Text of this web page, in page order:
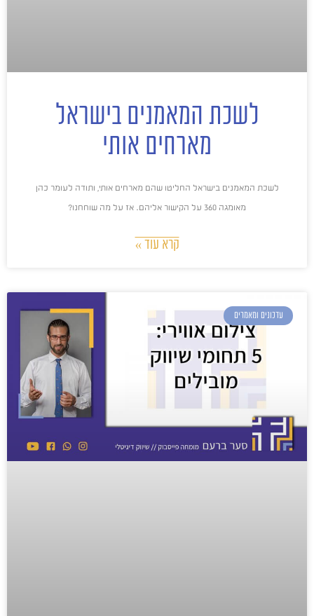
לשכת המאמנים בישראל
מארחים אותי
לשכת המאמנים בישראל החליטו שהם מארחים אותי, ותודה לעומר כהן
מאומגה 360 על הקישור אליהם. אז על מה שוחחנו?
קרא עוד »
עדכונים ומאמרים